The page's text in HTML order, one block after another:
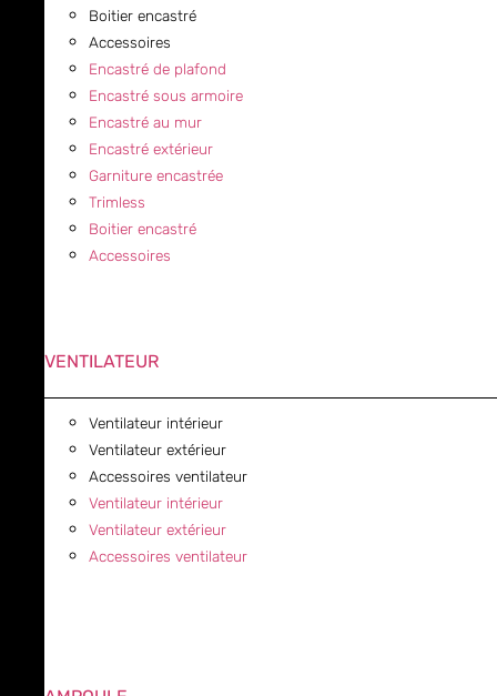
Boitier encastré
Accessoires
Encastré de plafond
Encastré sous armoire
Encastré au mur
Encastré extérieur
Garniture encastrée
Trimless
Boitier encastré
Accessoires
VENTILATEUR
Ventilateur intérieur
Ventilateur extérieur
Accessoires ventilateur
Ventilateur intérieur
Ventilateur extérieur
Accessoires ventilateur